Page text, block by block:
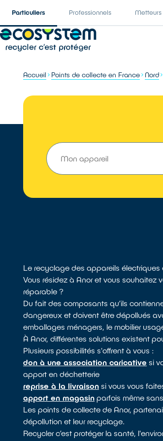
Particuliers Professionnels Metteurs
Accueil Points de collecte en France Nord
Le recyclage des appareils électriques
Vous résidez à Anor et vous souhaitez
réparable ?
Du fait des composants qu’ils
dangereux et doivent être dépollués
emballages ménagers, le mobilier
À Anor, différentes solutions existent
Plusieurs possibilités s'offrent à vous :
don à une association caricative si
apport en déchetterie
reprise à la livraison si vous vous
apport en magasin parfois même
Les points de collecte de Anor,
dépollution et leur recyclage.
Recycler c’est protéger la santé,